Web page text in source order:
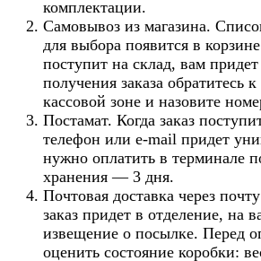
комплектации.
Самовывоз из магазина.
для выбора появится в
поступит на склад, вам
получения заказа обратитесь
кассовой зоне и назовите
Постамат. Когда заказ
телефон или e-mail придет
нужно оплатить в терминале
хранения — 3 дня.
Почтовая доставка через
заказ придет в отделение, на
извещение о посылке. Перед
оценить состояние коробки: